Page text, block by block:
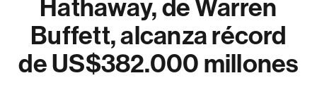
Hathaway, de Warren
Buffett, alcanza récord
de US$382.000 millones